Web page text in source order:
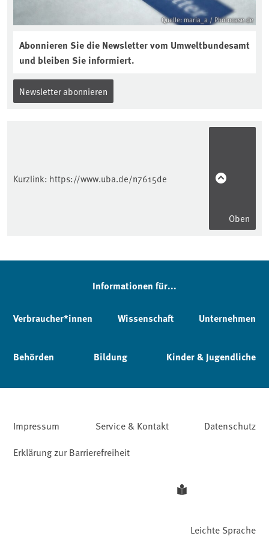
Quelle: maria_a / Photocase.de
Abonnieren Sie die Newsletter vom Umweltbundesamt
und bleiben Sie informiert.
Newsletter abonnieren
Kurzlink: https://www.uba.de/n7615de
Oben
Informationen für...
Verbraucher*innen Wissenschaft Unternehmen
Behörden Bildung Kinder & Jugendliche
Impressum Service & Kontakt
Datenschutz
Erklärung zur Barrierefreiheit
Leichte Sprache